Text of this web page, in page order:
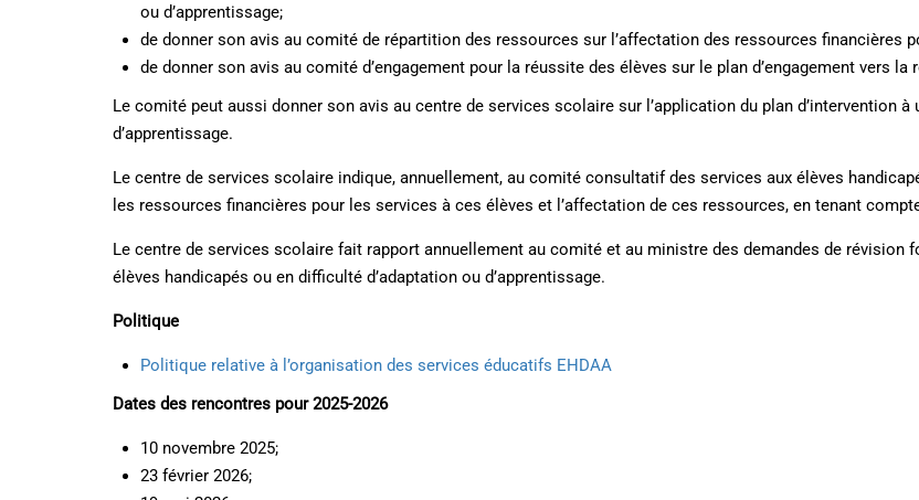
ou d’apprentissage;
de donner son avis au comité de répartition des ressources sur l’affectation des ressources financières
de donner son avis au comité d’engagement pour la réussite des élèves sur le plan d’engagement vers la
Le comité peut aussi donner son avis au centre de services scolaire sur l’application du plan d’intervention
d’apprentissage.
Le centre de services scolaire indique, annuellement, au comité consultatif des services aux élèves
les ressources financières pour les services à ces élèves et l’affectation de ces ressources, en tenant
Le centre de services scolaire fait rapport annuellement au comité et au ministre des demandes de révision
élèves handicapés ou en difficulté d’adaptation ou d’apprentissage.
Politique
Politique relative à l’organisation des services éducatifs EHDAA
Dates des rencontres pour 2025-2026
10 novembre 2025;
23 février 2026;